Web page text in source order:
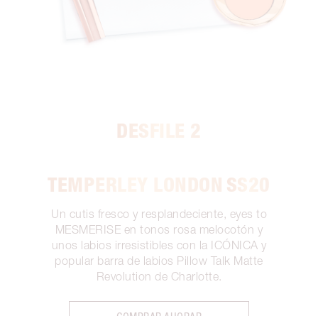
DESFILE 2
TEMPERLEY LONDON SS20
Un cutis fresco y resplandeciente, eyes to
MESMERISE en tonos rosa melocotón y
unos labios irresistibles con la ICÓNICA y
popular barra de labios Pillow Talk Matte
Revolution de Charlotte.